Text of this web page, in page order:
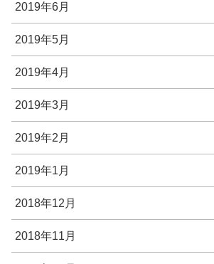
2019年6月
2019年5月
2019年4月
2019年3月
2019年2月
2019年1月
2018年12月
2018年11月